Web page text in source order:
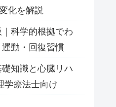
化を解説
科学的根拠でわ
動・回復習慣
知識と心臓リハ
学療法士向け